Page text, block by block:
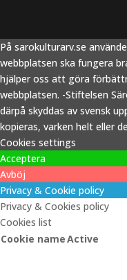
På sarokulturarv.se
webbplatsen ska fungera
hjälper oss att göra
webbplatsen. -Stiftelsen
därpå skyddas av svensk
kopieras, varken helt eller
Cookies settings
Acceptera
Avböj
Privacy & Cookie policy
Privacy & Cookies policy
Cookies list
Cookie nameActive